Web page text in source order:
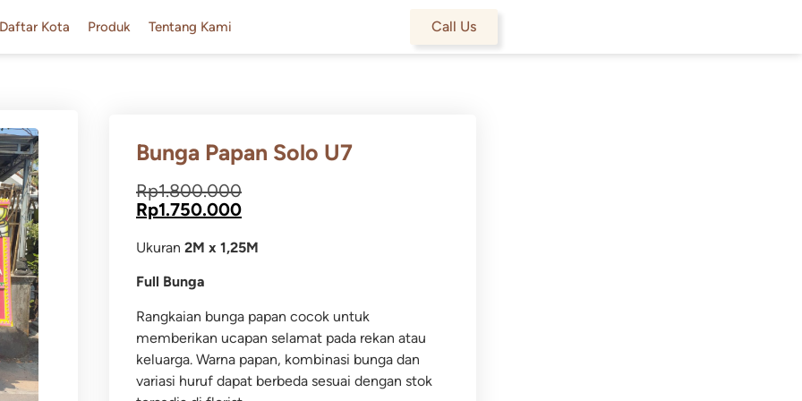
Daftar Kota Produk Tentang Kami Call Us
Bunga Papan Solo U7
Rp1.800.000
Rp1.750.000
Ukuran 2M x 1,25M
Full Bunga
Rangkaian bunga papan cocok untuk
memberikan ucapan selamat pada rekan atau
keluarga. Warna papan, kombinasi bunga dan
variasi huruf dapat berbeda sesuai dengan stok